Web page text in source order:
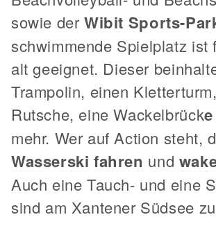
sowie derWibit Sports-
schwimmende Spielplatz ist
alt geeignet. Dieser
Trampolin, einen
Rutsche, eine Wackelbrücke
mehr. Wer auf Action steht,
Wasserski fahren und
Auch eine Tauch- und eine
sind am Xantener Südsee